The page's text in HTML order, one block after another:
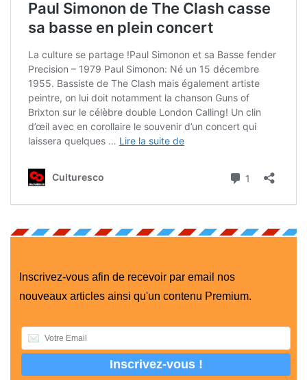
Inscrivez-vous afin de recevoir par email nos
nouveaux articles ainsi qu'un contenu Premium.